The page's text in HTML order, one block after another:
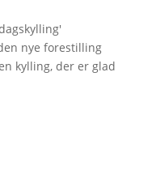
'
nye forestilling
kylling, der er glad